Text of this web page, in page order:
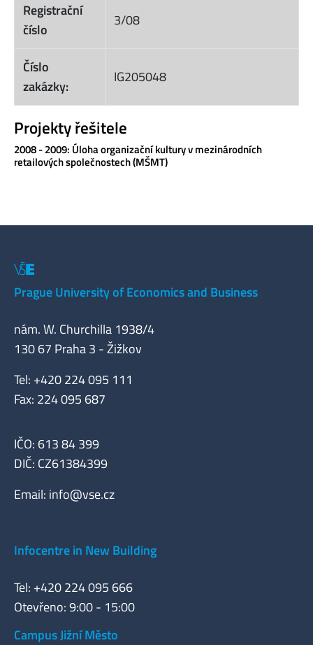
Registrační
číslo
3/08
Číslo
zakázky:
IG205048
Projekty řešitele
2008 - 2009: Úloha organizační kultury v mezinárodních
retailových společnostech (MŠMT)
Prague University of Economics and Business
nám. W. Churchilla 1938/4
130 67 Praha 3 - Žižkov
Tel: +420 224 095 111
Fax: 224 095 687
IČO: 613 84 399
DIČ: CZ61384399
Email: info@vse.cz
Infocentre in New Building
Tel: +420 224 095 666
Otevřeno: 9:00 - 15:00
Campus Jižní Město